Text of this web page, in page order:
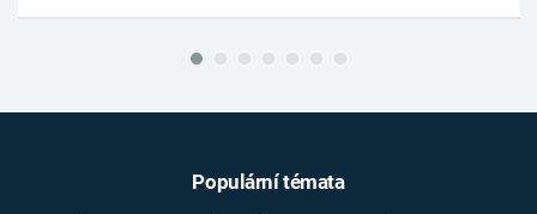
Populární témata